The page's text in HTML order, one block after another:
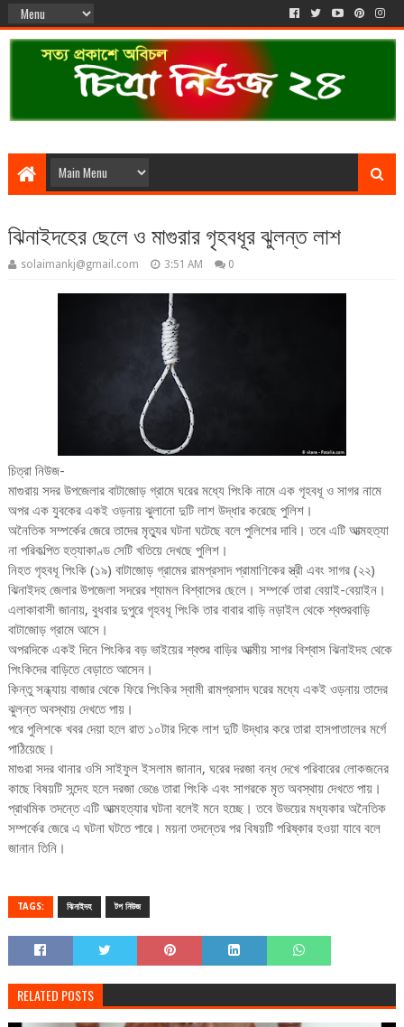
ঝিনাইদহের ছেলে ও মাগুরার গৃহবধূর ঝুলন্ত লাশ
solaimankj@gmail.com 3:51 AM 0
চিত্রা নিউজ-
মাগুরায় সদর উপজেলার বাটাজোড় গ্রামে ঘরের মধ্যে পিংকি নামে এক গৃহবধূ ও সাগর নামে
অপর এক যুবকের একই ওড়নায় ঝুলানো দুটি লাশ উদ্ধার করেছে পুলিশ।
অনৈতিক সম্পর্কের জেরে তাদের মৃত্যুর ঘটনা ঘটেছে বলে পুলিশের দাবি। তবে এটি আত্মহত্যা
না পরিকল্পিত হত্যাকাণ্ড সেটি খতিয়ে দেখছে পুলিশ।
নিহত গৃহবধূ পিংকি (১৯) বাটাজোড় গ্রামের রামপ্রসাদ প্রামাণিকের স্ত্রী এবং সাগর (২২)
ঝিনাইদহ জেলার উপজেলা সদরের শ্যামল বিশ্বাসের ছেলে। সম্পর্কে তারা বেয়াই-বেয়াইন।
এলাকাবাসী জানায়, বুধবার দুপুরে গৃহবধূ পিংকি তার বাবার বাড়ি নড়াইল থেকে শ্বশুরবাড়ি
বাটাজোড় গ্রামে আসে।
অপরদিকে একই দিনে পিংকির বড় ভাইয়ের শ্বশুর বাড়ির আত্মীয় সাগর বিশ্বাস ঝিনাইদহ থেকে
পিংকিদের বাড়িতে বেড়াতে আসেন।
কিন্তু সন্ধ্যায় বাজার থেকে ফিরে পিংকির স্বামী রামপ্রসাদ ঘরের মধ্যে একই ওড়নায় তাদের
ঝুলন্ত অবস্থায় দেখতে পায়।
পরে পুলিশকে খবর দেয়া হলে রাত ১০টার দিকে লাশ দুটি উদ্ধার করে তারা হাসপাতালের মর্গে
পাঠিয়েছে।
মাগুরা সদর থানার ওসি সাইফুল ইসলাম জানান, ঘরের দরজা বন্ধ দেখে পরিবারের লোকজনের
কাছে বিষয়টি সন্দেহ হলে দরজা ভেঙে তারা পিংকি এবং সাগরকে মৃত অবস্থায় দেখতে পায়।
প্রাথমিক তদন্তে এটি আত্মহত্যার ঘটনা বলেই মনে হচ্ছে। তবে উভয়ের মধ্যকার অনৈতিক
সম্পর্কের জেরে এ ঘটনা ঘটতে পারে। ময়না তদন্তের পর বিষয়টি পরিষ্কার হওয়া যাবে বলে
জানান তিনি।
TAGS: ঝিনাইদহ টপ নিউজ
RELATED POSTS